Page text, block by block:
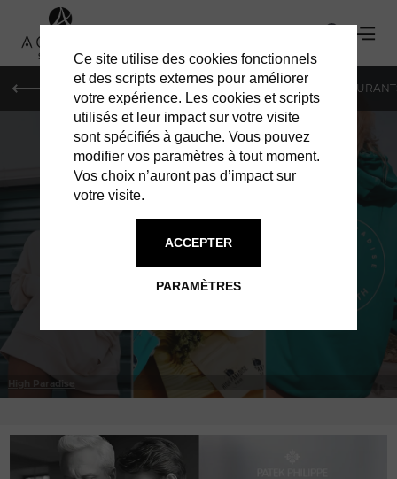
HOTELS VILLAS
High Paradise
SERVICES
Ce site utilise des cookies fonctionnels
et des scripts externes pour améliorer
votre expérience. Les cookies et scripts
utilisés et leur impact sur votre visite
sont spécifiés à gauche. Vous pouvez
modifier vos paramètres à tout moment.
Vos choix n’auront pas d’impact sur
votre visite.
PARAMÈTRES
ACCEPTER